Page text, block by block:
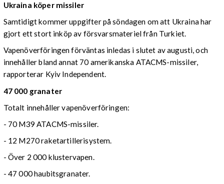
Ukraina köper missiler
Samtidigt kommer uppgifter på söndagen om att Ukraina har
gjort ett stort inköp av försvarsmateriel från Turkiet.
Vapenöverföringen förväntas inledas i slutet av augusti, och
innehåller bland annat 70 amerikanska ATACMS-missiler,
rapporterar Kyiv Independent.
47 000 granater
Totalt innehåller vapenöverföringen:
- 70 M39 ATACMS-missiler.
- 12 M270 raketartillerisystem.
- Över 2 000 klustervapen.
- 47 000 haubitsgranater.